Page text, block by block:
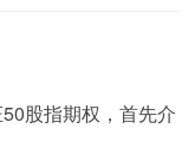
股指期权，首先介